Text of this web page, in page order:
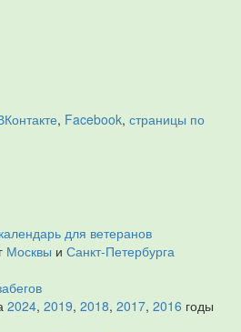
, Facebook, страницы по
календарь для ветеранов
Москвы и Санкт-Петербурга
2024, 2019, 2018, 2017, 2016 годы